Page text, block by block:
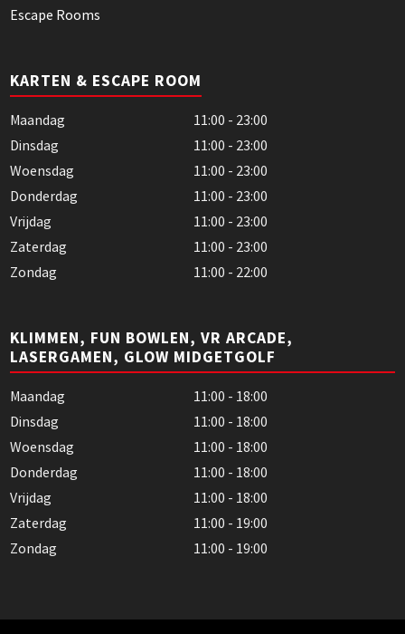
Escape Rooms
KARTEN & ESCAPE ROOM
Maandag
11:00 - 23:00
Dinsdag
11:00 - 23:00
Woensdag
11:00 - 23:00
Donderdag
11:00 - 23:00
Vrijdag
11:00 - 23:00
Zaterdag
11:00 - 23:00
Zondag
11:00 - 22:00
KLIMMEN, FUN BOWLEN, VR ARCADE,
LASERGAMEN, GLOW MIDGETGOLF
Maandag
11:00 - 18:00
Dinsdag
11:00 - 18:00
Woensdag
11:00 - 18:00
Donderdag
11:00 - 18:00
Vrijdag
11:00 - 18:00
Zaterdag
11:00 - 19:00
Zondag
11:00 - 19:00